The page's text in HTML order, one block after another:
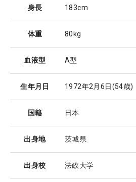
身長 183cm
体重 80kg
血液型 A型
生年月日 1972年2月6日(54歳)
国籍 日本
出身地 茨城県
出身校 法政大学